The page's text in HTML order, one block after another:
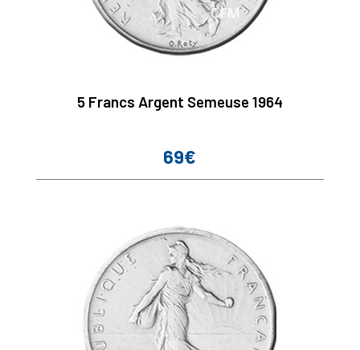
5 Francs Argent Semeuse 1964
Prix
69€